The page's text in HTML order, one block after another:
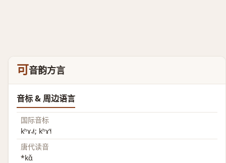
可音韵方言
音标 & 周边语言
国际音标
kʰɤ˨˩˦; kʰɤ˥˧
唐代读音
*kɑ̌